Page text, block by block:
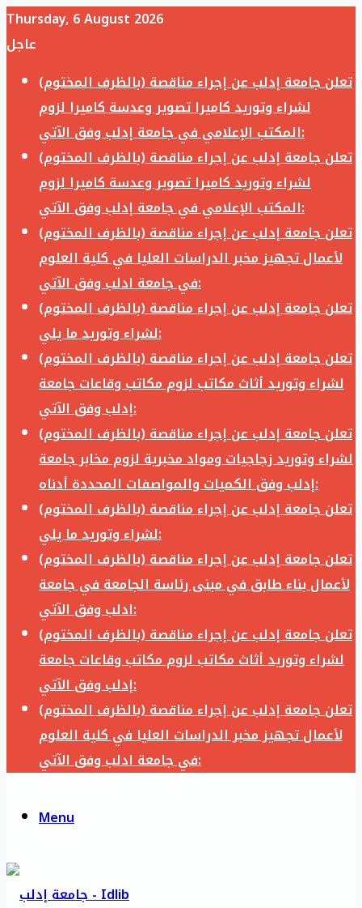
Thursday, 6 August 2026
عاجل
تعلن جامعة إدلب عن إجراء مناقصة (بالظرف المختوم)
لشراء وتوريد كاميرا تصوير وعدسة كاميرا لزوم
المكتب الإعلامي في جامعة إدلب وفق الآتي:
تعلن جامعة إدلب عن إجراء مناقصة (بالظرف المختوم)
لشراء وتوريد كاميرا تصوير وعدسة كاميرا لزوم
المكتب الإعلامي في جامعة إدلب وفق الآتي:
تعلن جامعة إدلب عن إجراء مناقصة (بالظرف المختوم)
لأعمال تجهيز مخبر الدراسات العليا في كلية العلوم
في جامعة ادلب وفق الآتي:
تعلن جامعة إدلب عن إجراء مناقصة (بالظرف المختوم)
لشراء وتوريد ما يلي:
تعلن جامعة إدلب عن إجراء مناقصة (بالظرف المختوم)
لشراء وتوريد أثاث مكاتب لزوم مكاتب وقاعات جامعة
إدلب وفق الآتي:
تعلن جامعة إدلب عن إجراء مناقصة (بالظرف المختوم)
لشراء وتوريد زجاجيات ومواد مخبرية لزوم مخابر جامعة
إدلب وفق الكميات والمواصفات المحددة أدناه:
تعلن جامعة إدلب عن إجراء مناقصة (بالظرف المختوم)
لشراء وتوريد ما يلي:
تعلن جامعة إدلب عن إجراء مناقصة (بالظرف المختوم)
لأعمال بناء طابق في مبنى رئاسة الجامعة في جامعة
ادلب وفق الآتي:
تعلن جامعة إدلب عن إجراء مناقصة (بالظرف المختوم)
لشراء وتوريد أثاث مكاتب لزوم مكاتب وقاعات جامعة
إدلب وفق الآتي:
تعلن جامعة إدلب عن إجراء مناقصة (بالظرف المختوم)
لأعمال تجهيز مخبر الدراسات العليا في كلية العلوم
في جامعة ادلب وفق الآتي:
Menu